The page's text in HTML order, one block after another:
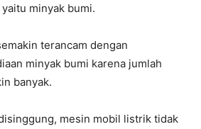
minyak bumi.
terancam dengan
minyak bumi karena jumlah
banyak.
mesin mobil listrik tidak